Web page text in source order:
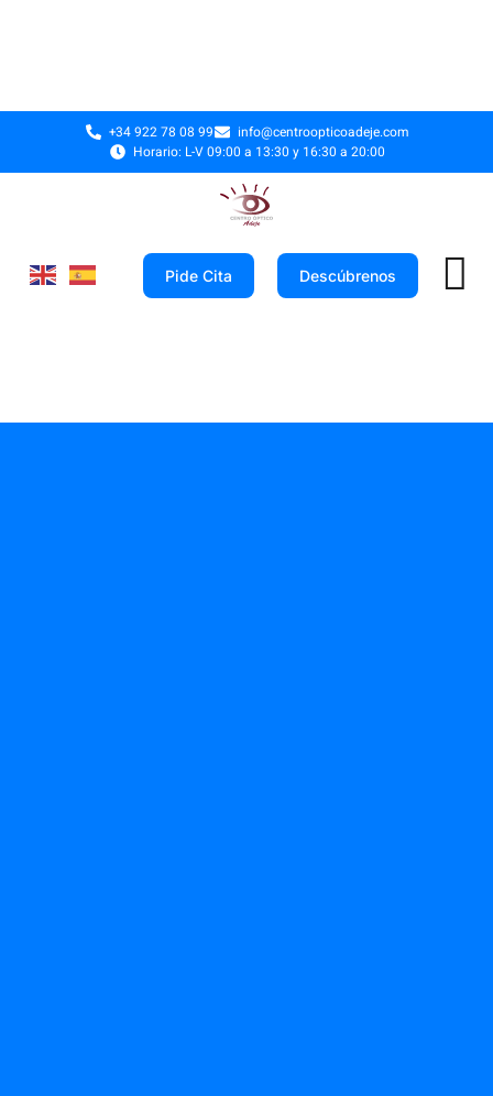
+34 922 78 08 99
info@centroopticoadeje.com
Horario: L-V 09:00 a 13:30 y 16:30 a 20:00
Pide Cita Descúbrenos